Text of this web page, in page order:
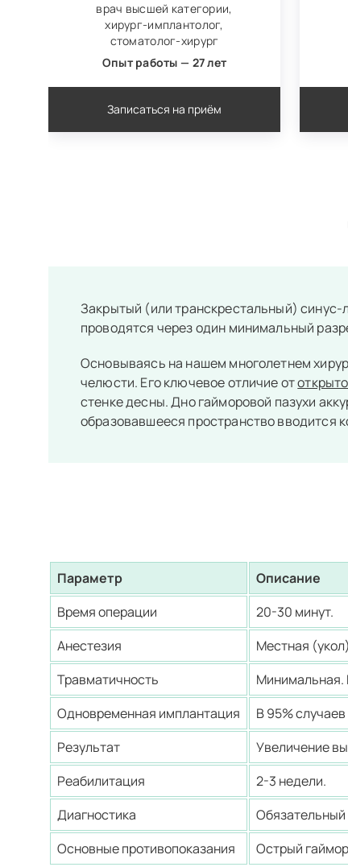
врач высшей категории,
хирург‑имплантолог,
стоматолог‑хирург
Опыт работы — 27 лет
Записаться на приём
Закрытый (или транскрестальный) синус-
проводятся через один минимальный
Основываясь на нашем многолетнем
челюсти. Его ключевое отличие от
стенке десны. Дно гайморовой пазухи
образовавшееся пространство вводится
Параметр
Описание
Время операции
20-30 минут.
Анестезия
Местная
Травматичность
Минимальная.
Одновременная имплантация
В 95%
Результат
Увеличение
Реабилитация
2-3 недели.
Диагностика
Основные противопоказания
Острый